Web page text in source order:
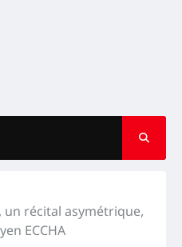
un récital asymétrique,
ECCHA